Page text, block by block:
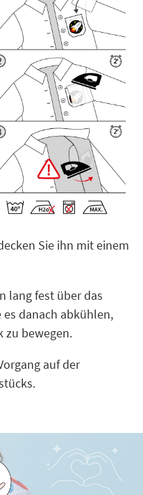
Sie ihn mit einem
lang fest über das
danach abkühlen,
zu bewegen.
auf der